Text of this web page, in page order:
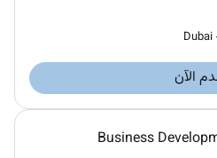
Dubai
الآن
Business